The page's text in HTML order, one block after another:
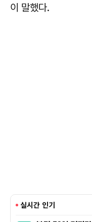
이 말했다.